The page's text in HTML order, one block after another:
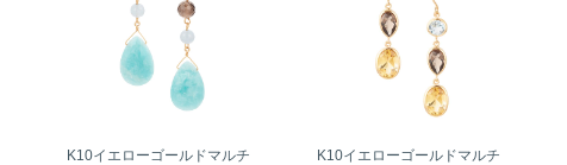
K10イエローゴールドマルチ
K10イエローゴールドマルチ